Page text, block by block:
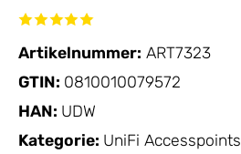
Artikelnummer: ART7323
GTIN: 0810010079572
HAN: UDW
Kategorie: UniFi Accesspoints